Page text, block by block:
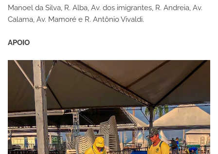
Manoel da Silva, R. Alba, Av. dos imigrantes, R. Andreia, Av.
Calama, Av. Mamoré e R. Antônio Vivaldi.
APOIO